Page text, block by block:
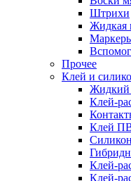
Штрихи
Жидкая
Прочее
Клей и
Жидкий
Клей-
Клей
Силикон
Клей-
Клей-